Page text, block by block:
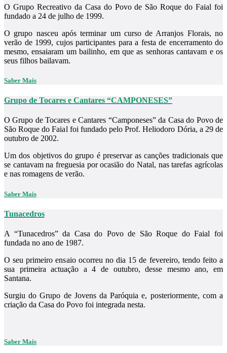
O Grupo Recreativo da Casa do Povo de São Roque do Faial foi
fundado a 24 de julho de 1999.
O grupo nasceu após terminar um curso de Arranjos Florais, no
verão de 1999, cujos participantes para a festa de encerramento do
mesmo, ensaiaram um bailinho, em que as senhoras cantavam e os
seus filhos bailavam.
Saber Mais
Grupo de Tocares e Cantares “CAMPONESES”
O Grupo de Tocares e Cantares “Camponeses” da Casa do Povo de
São Roque do Faial foi fundado pelo Prof. Heliodoro Dória, a 29 de
outubro de 2002.
Um dos objetivos do grupo é preservar as canções tradicionais que
se cantavam na freguesia por ocasião do Natal, nas tarefas agrícolas
e nas romagens de verão.
Saber Mais
Tunacedros
A “Tunacedros” da Casa do Povo de São Roque do Faial foi
fundada no ano de 1987.
O seu primeiro ensaio ocorreu no dia 15 de fevereiro, tendo feito a
sua primeira actuação a 4 de outubro, desse mesmo ano, em
Santana.
Surgiu do Grupo de Jovens da Paróquia e, posteriormente, com a
criação da Casa do Povo foi integrada nesta.
Saber Mais